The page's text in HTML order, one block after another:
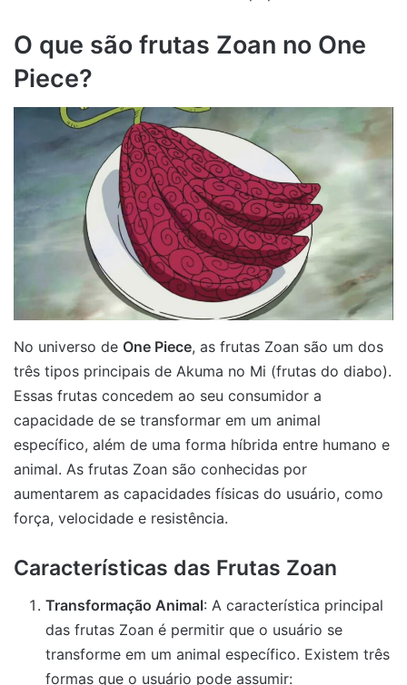
O que são frutas Zoan no One
Piece?
No universo de One Piece, as frutas Zoan são um dos
três tipos principais de Akuma no Mi (frutas do diabo).
Essas frutas concedem ao seu consumidor a
capacidade de se transformar em um animal
específico, além de uma forma híbrida entre humano e
animal. As frutas Zoan são conhecidas por
aumentarem as capacidades físicas do usuário, como
força, velocidade e resistência.
Características das Frutas Zoan
Transformação Animal: A característica principal
das frutas Zoan é permitir que o usuário se
transforme em um animal específico. Existem três
formas que o usuário pode assumir: